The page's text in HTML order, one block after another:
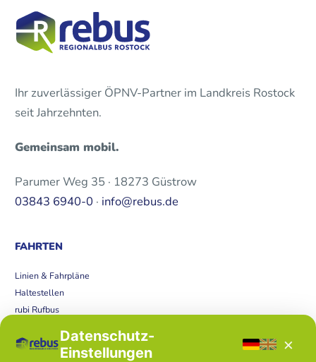
Ihr zuverlässiger ÖPNV-Partner im Landkreis Rostock
seit Jahrzehnten.
Gemeinsam mobil.
Parumer Weg 35 · 18273 Güstrow
03843 6940-0 · info@rebus.de
FAHRTEN
Linien & Fahrpläne
Haltestellen
rubi Rufbus
Störungen Datenschutz-
Einstellungen
×